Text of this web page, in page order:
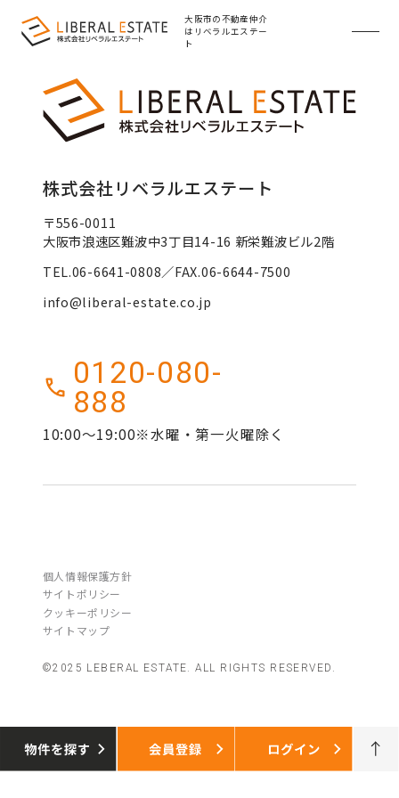
大阪市の不動産仲介
はリベラルエステー
ト
株式会社リベラルエステート
〒556-0011
大阪市浪速区難波中3丁目14-16 新栄難波ビル2階
TEL.06-6641-0808／FAX.06-6644-7500
info@liberal-estate.co.jp
0120-080-
888
10:00～19:00※水曜・第一火曜除く
個人情報保護方針
サイトポリシー
クッキーポリシー
サイトマップ
©2025 LEBERAL ESTATE. ALL RIGHTS RESERVED.